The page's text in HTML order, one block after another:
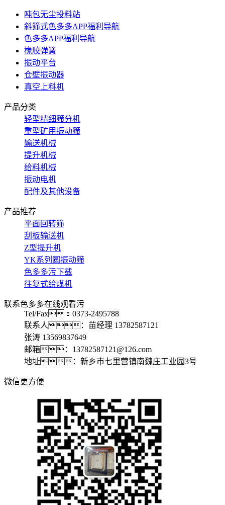
吨包无尘投料站
斜筛式色多多APP福利导航
色多多APP福利导航
橡胶弹簧
振动平台
仓壁振动器
真空上料机
产品分类
轻型精细筛分机
重型矿用振动筛
输送机械
提升机械
给料机械
振动电机
配件及其他设备
产品推荐
平面回转筛
刮板输送机
Z型提升机
YK系列圆振动筛
色多多污下载
往复式给煤机
联系色多多在线观看污
Tel/Fax：0373-2495788
联系人：苗经理 13782587121
张涛 13569837649
邮箱：13782587121@126.com
地址：新乡市七里营镇南魏庄工业园3号
微信更方便